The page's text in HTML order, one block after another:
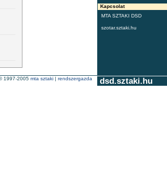
Kapcsolat
MTA SZTAKI DSD
szotar.sztaki.hu
dsd.sztaki.hu
1997-2005 mta sztaki | rendszergazda